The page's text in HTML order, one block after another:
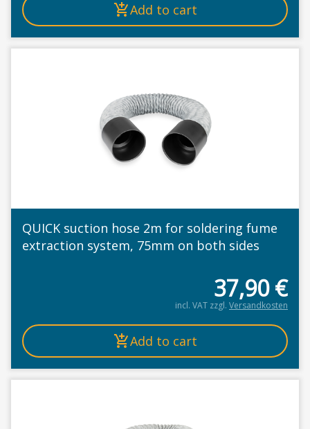
Add to cart
QUICK suction hose 2m for soldering fume
extraction system, 75mm on both sides
37,90€
incl. VAT zzgl. Versandkosten
Add to cart